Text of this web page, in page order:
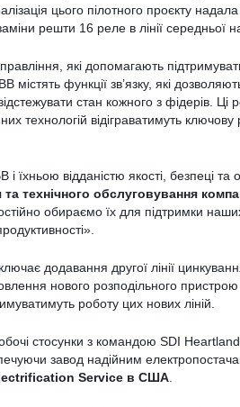
цього пілотного проєкту
решти 16 реле в лінії середньої
які допомагають
містять функції зв’язку, які
стан кожного з фідерів. Ці
технологій відіграватимуть
їхньою відданістю якості, безпеці
технічного обслуговування
обираємо їх для підтримки
додавання другої лінії
нового розподільного
роботу цих нових ліній.
стосунки з командою SDI
завод надійним
Service в США